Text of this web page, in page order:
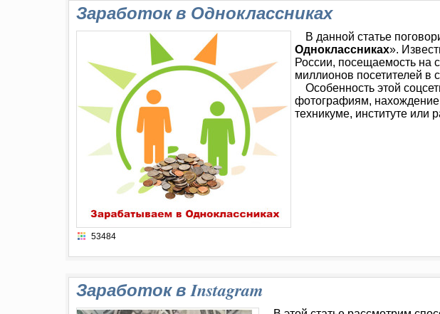
Заработок в Одноклассниках
В данной статье
Одноклассниках».
России, посещаемость на
миллионов посетителей в
Особенность этой
фотографиям,
техникуме, институте или
53484
Заработок в Instagram